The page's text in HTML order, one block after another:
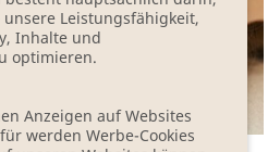
Leistungsfähigkeit,
Inhalte und
optimieren.
Anzeigen auf Websites
werden Werbe-Cookies